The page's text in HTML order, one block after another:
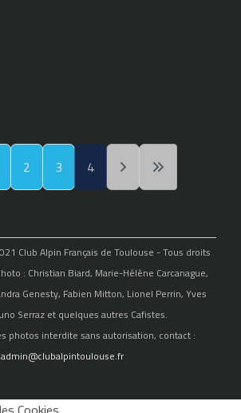
2 3 4
Club Alpin Français de Toulouse - Tous droits
: Christian Biard, Marie-Hélène Carcanague,
Genesty, Fabien Mitton, Lionel Perrin, Yves
Serraz et quelques autres Cafistes.
photos interdite sans autorisation, contact :
admin@clubalpintoulouse.fr